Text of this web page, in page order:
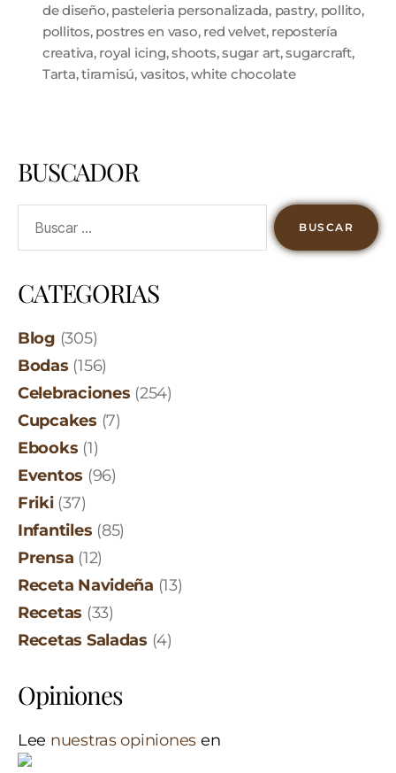
de diseño, pasteleria personalizada, pastry, pollito,
pollitos, postres en vaso, red velvet, repostería
creativa, royal icing,shoots,sugar art,sugarcraft,
Tarta,tiramisú, vasitos,white chocolate
BUSCADOR
CATEGORIAS
Blog (305)
Bodas (156)
Celebraciones (254)
Cupcakes (7)
Ebooks (1)
Eventos (96)
Friki(37)
Infantiles (85)
Prensa (12)
Receta Navideña (13)
Recetas (33)
Recetas Saladas (4)
Opiniones
Lee nuestras opiniones en